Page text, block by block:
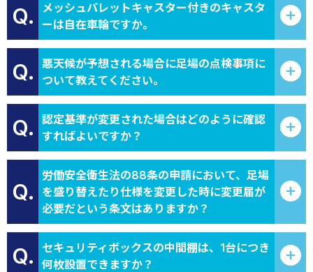
Q.
メッシュパレットキャスター付きのキャスタ
ーは自在車輪ですか。
Q.
悪天候が予想される場合に足場の点検事項に
ついて教えてください。
Q.
認定基準が変更された場合はどのように確認
すればよいですか？
Q.
労働安全衛生法の88条の申請において、足場
を盛り替えたり仕様を変更した時に変更届が
必要だという条文はありますか？
Q.
セキュリティボックスの中間棚は、1台につき
何枚設置できますか？